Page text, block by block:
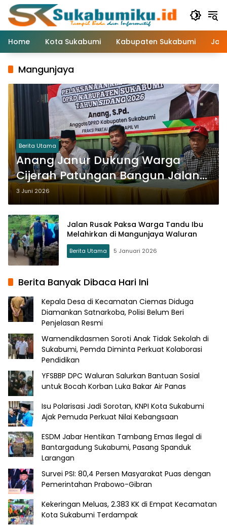
Langsung
konten
Home
Kota Sukabumi Kabupaten Sukabumi
Mangunjaya
Berita Utama
Anang Janur Dukung Warga
Cijerah Patungan Bangun Jalan
Akses Desa
3 Juni 2026
Jalan Rusak Paksa Warga Tandu Ibu
Melahirkan di Mangunjaya Waluran
Berita Utama 5 Januari 2026
Berita Banyak Dibaca Hari Ini
Kepala Desa di Kecamatan Ciemas Diduga
Diamankan Satnarkoba, Polisi Belum Beri
Penjelasan Resmi
Wamendikdasmen Soroti Anak Tidak Sekolah di
Sukabumi, Pemda Diminta Perkuat Kolaborasi
Pendidikan
YFSBBP DPC Waluran Salurkan Bantuan Sosial
untuk Bocah Korban Luka Bakar Air Panas
Isu Polarisasi Jadi Sorotan, KNPI Kota Sukabumi
Ajak Pemuda Perkuat Nilai Kebangsaan
ESDM Jabar Hentikan Tambang Emas Ilegal di
Bantargadung Sukabumi, Pasang Spanduk
Larangan
Survei PSI: 80,4 Persen Masyarakat Puas dengan
Pemerintahan Prabowo-Gibran
Kekeringan Meluas, 2.383 KK di Empat Kecamatan
Kota Sukabumi Terdampak